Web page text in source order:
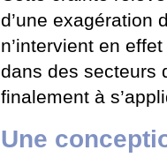
d’une exagération
n’intervient en
dans des secteurs
finalement à
Une